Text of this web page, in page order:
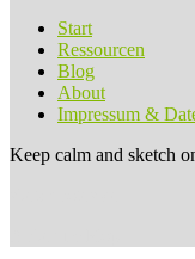
Start
Ressourcen
Blog
About
Impressum &
Keep calm and sketch